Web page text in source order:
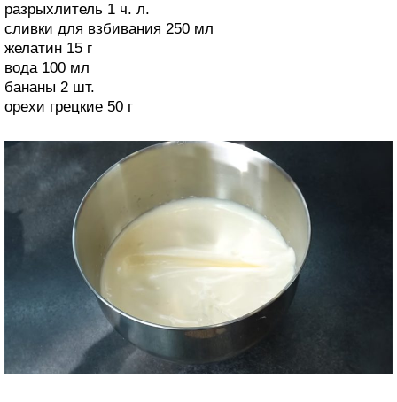
разрыхлитель 1 ч. л.
сливки для взбивания 250 мл
желатин 15 г
вода 100 мл
бананы 2 шт.
орехи грецкие 50 г